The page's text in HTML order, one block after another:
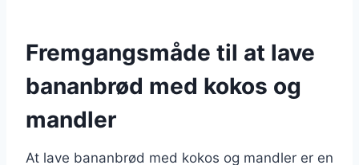
Fremgangsmåde til at lave
bananbrød med kokos og
mandler
At lave bananbrød med kokos og mandler er en